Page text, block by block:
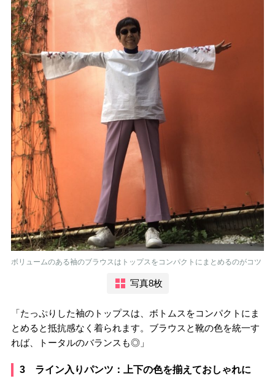
ボリュームのある袖のブラウスはトップスをコンパクトにまとめるのがコツ
写真8枚
「たっぷりした袖のトップスは、ボトムスをコンパクトにま
とめると抵抗感なく着られます。ブラウスと靴の色を統一す
れば、トータルのバランスも◎」
3 ライン入りパンツ：上下の色を揃えておしゃれに